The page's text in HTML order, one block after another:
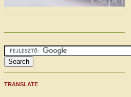
TRANSLATE